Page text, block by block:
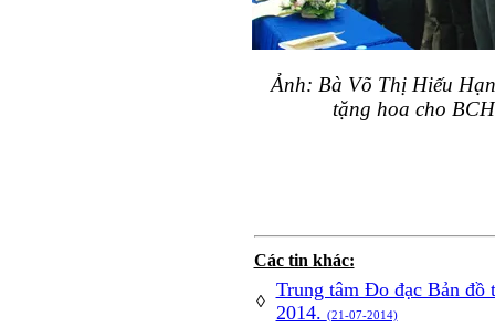
Ảnh: Bà Võ Thị Hiếu
tặng hoa cho
Các tin khác:
◊
Trung tâm Đo đạc Bản
2014. (21-07-2014)